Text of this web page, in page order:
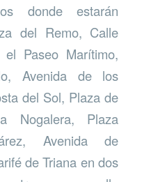
donde estarán
del Remo, Calle
Paseo Marítimo,
Avenida de los
del Sol, Plaza de
Nogalera, Plaza
Avenida de
de Triana en dos